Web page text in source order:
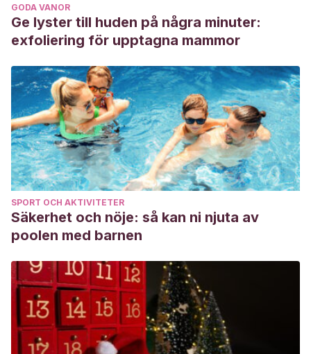
GODA VANOR
Ge lyster till huden på några minuter:
exfoliering för upptagna mammor
SPORT OCH AKTIVITETER
Säkerhet och nöje: så kan ni njuta av
poolen med barnen